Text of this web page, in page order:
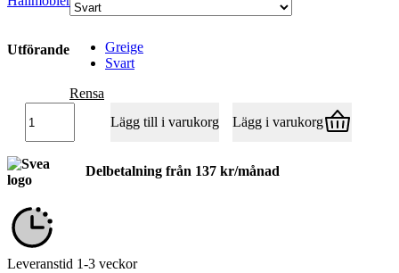
Utförande
Greige
Svart
Rensa
mängd
Lägg till i varukorg Lägg i varukorg
Delbetalning från 137 kr/månad
Leveranstid 1-3 veckor